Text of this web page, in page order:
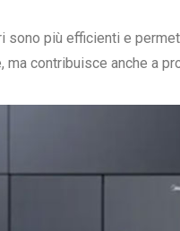
più efficienti e
contribuisce anche a